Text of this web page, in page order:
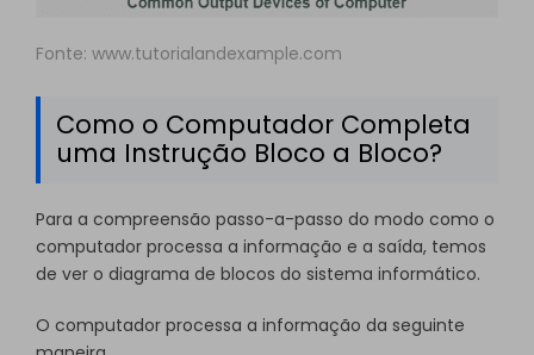
Fonte: www.tutorialandexample.com
Como o Computador Completa
uma Instrução Bloco a Bloco?
Para a compreensão passo-a-passo do modo como o
computador processa a informação e a saída, temos
de ver o diagrama de blocos do sistema informático.
O computador processa a informação da seguinte